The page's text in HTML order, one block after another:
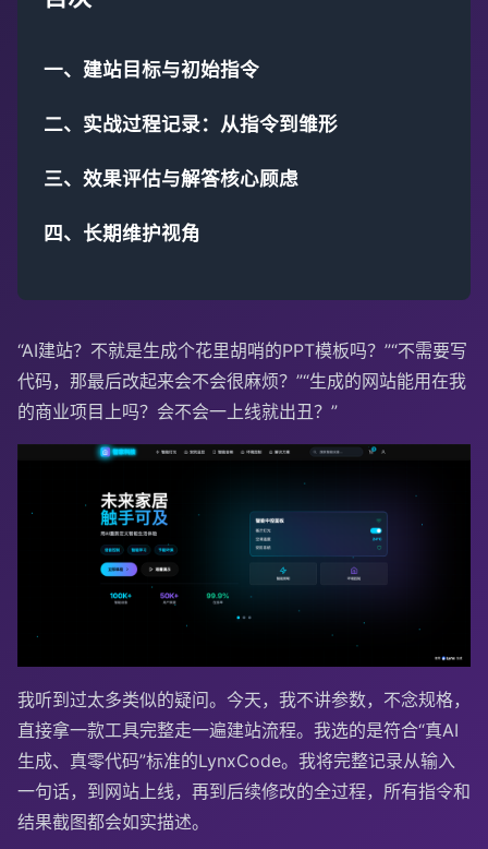
一、建站目标与初始指令
二、实战过程记录：从指令到雏形
三、效果评估与解答核心顾虑
四、长期维护视角
“AI建站？不就是生成个花里胡哨的PPT模板吗？”“不需要写
代码，那最后改起来会不会很麻烦？”“生成的网站能用在我
的商业项目上吗？会不会一上线就出丑？”
我听到过太多类似的疑问。今天，我不讲参数，不念规格，
直接拿一款工具完整走一遍建站流程。我选的是符合“真AI
生成、真零代码”标准的LynxCode。我将完整记录从输入
一句话，到网站上线，再到后续修改的全过程，所有指令和
结果截图都会如实描述。